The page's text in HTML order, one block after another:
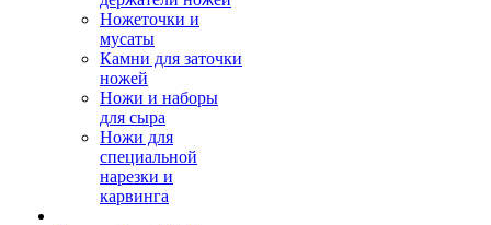
Ножеточки и
мусаты
Камни для заточки
ножей
Ножи и наборы
для сыра
Ножи для
специальной
нарезки и
карвинга